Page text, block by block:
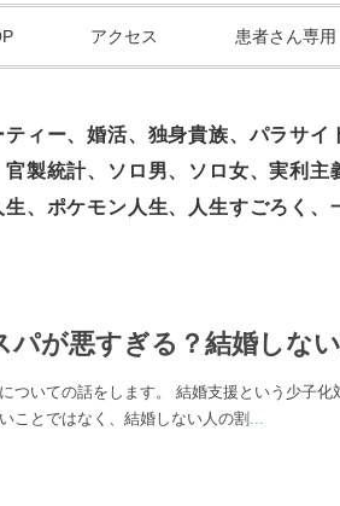
アクセス 患者さん専用
ィー、婚活、独身貴族、パラサ
製統計、ソロ男、ソロ女、実利
、ポケモン人生、人生すごろく
パが悪すぎる？結婚しな
ついての話をします。 結婚支援という少子
ことではなく、結婚しない人の割 ...